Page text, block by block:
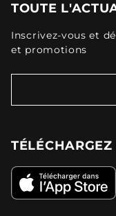
TOUTE
Inscrivez-vous et
et promotions